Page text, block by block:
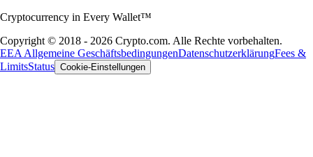
Cryptocurrency in Every Wallet™
Copyright © 2018 - 2026 Crypto.com. Alle Rechte vorbehalten.
EEA Allgemeine GeschäftsbedingungenDatenschutzerklärungFees &
LimitsStatus Cookie-Einstellungen